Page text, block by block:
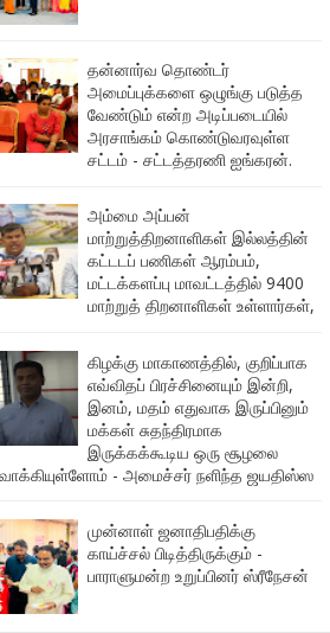
தன்னார்வ தொண்டர்
அமைப்புக்களை ஒழுங்கு படுத்த
வேண்டும் என்ற அடிப்படையில்
அரசாங்கம் கொண்டுவரவுள்ள
சட்டம் - சட்டத்தரணி ஐங்கரன்.
அம்மை அப்பன்
மாற்றுத்திறனாளிகள் இல்லத்தின்
கட்டடப் பணிகள் ஆரம்பம்,
மட்டக்களப்பு மாவட்டத்தில் 9400
மாற்றுத் திறனாளிகள் உள்ளார்கள்,
கிழக்கு மாகாணத்தில், குறிப்பாக
எவ்விதப் பிரச்சினையும் இன்றி,
இனம், மதம் எதுவாக இருப்பினும்
மக்கள் சுதந்திரமாக
இருக்கக்கூடிய ஒரு சூழலை
- அமைச்சர் நளிந்த ஜயதிஸ்ஸ
முன்னாள் ஜனாதிபதிக்கு
காய்ச்சல் பிடித்திருக்கும் -
பாராளுமன்ற உறுப்பினர் ஸ்ரீநேசன்